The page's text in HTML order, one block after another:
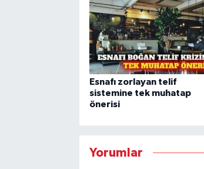
Esnafı zorlayan telif
sistemine tek muhatap
önerisi
Yorumlar